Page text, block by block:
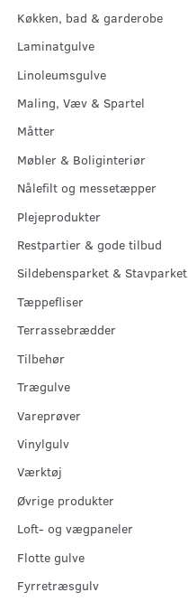
Køkken, bad & garderobe
Laminatgulve
Linoleumsgulve
Maling, Væv & Spartel
Måtter
Møbler & Boliginteriør
Nålefilt og messetæpper
Plejeprodukter
Restpartier & gode tilbud
Sildebensparket & Stavparket
Tæppefliser
Terrassebrædder
Tilbehør
Trægulve
Vareprøver
Vinylgulv
Værktøj
Øvrige produkter
Loft- og vægpaneler
Flotte gulve
Fyrretræsgulv
275,00 DKK